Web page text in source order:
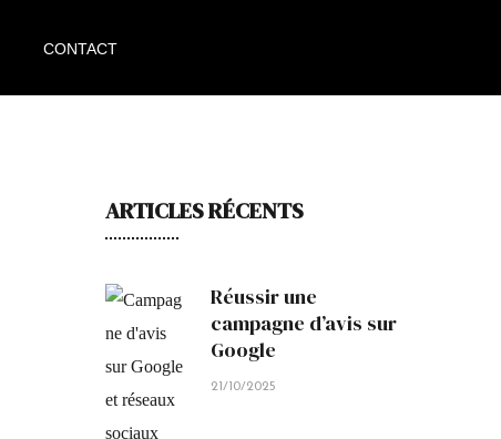
CONTACT
ARTICLES RÉCENTS
Réussir une
campagne d’avis sur
Google
21/10/2025